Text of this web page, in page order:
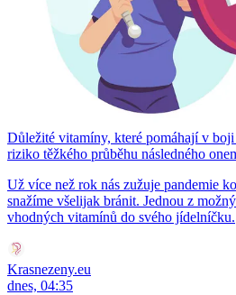
Důležité vitamíny, které pomáhají v
riziko těžkého průběhu následného
Už více než rok nás zužuje pandemie
snažíme všelijak bránit. Jednou z
vhodných vitamínů do svého jídelníčku.
Krasnezeny.eu
dnes, 04:35